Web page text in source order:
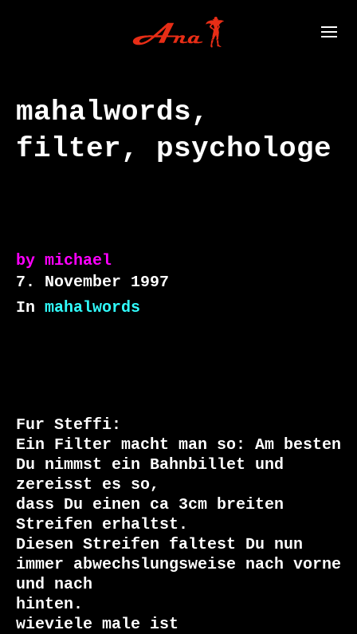
mahalwords,
filter, psychologe
by michael
7. November 1997
In mahalwords
Fur Steffi:
Ein Filter macht man so: Am besten
Du nimmst ein Bahnbillet und
zereisst es so,
dass Du einen ca 3cm breiten
Streifen erhaltst.
Diesen Streifen faltest Du nun
immer abwechslungsweise nach vorne
und nach
hinten.
wieviele male ist